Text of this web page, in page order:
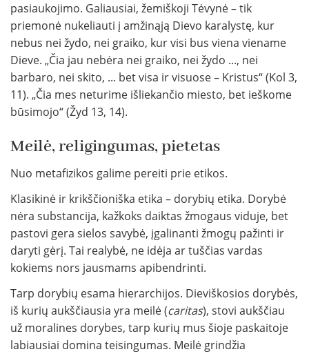
pasiaukojimo. Galiausiai, žemiškoji Tėvynė – tik
priemonė nukeliauti į amžinąją Dievo karalystę, kur
nebus nei žydo, nei graiko, kur visi bus viena viename
Dieve. „Čia jau nebėra nei graiko, nei žydo ..., nei
barbaro, nei skito, ... bet visa ir visuose – Kristus“ (Kol 3,
11). „Čia mes neturime išliekančio miesto, bet ieškome
būsimojo“ (Žyd 13, 14).
Meilė, religingumas, pietetas
Nuo metafizikos galime pereiti prie etikos.
Klasikinė ir krikščioniška etika – dorybių etika. Dorybė
nėra substancija, kažkoks daiktas žmogaus viduje, bet
pastovi gera sielos savybė, įgalinanti žmogų pažinti ir
daryti gėrį. Tai realybė, ne idėja ar tuščias vardas
kokiems nors jausmams apibendrinti.
Tarp dorybių esama hierarchijos. Dieviškosios dorybės,
iš kurių aukščiausia yra meilė (caritas), stovi aukščiau
už moralines dorybes, tarp kurių mus šioje paskaitoje
labiausiai domina teisingumas. Meilė grindžia